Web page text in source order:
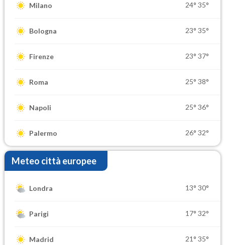
Milano 24° 35°
Bologna 23° 35°
Firenze 23° 37°
Roma 25° 38°
Napoli 25° 36°
Palermo 26° 32°
Meteo città europee
Londra 13° 30°
Parigi 17° 32°
Madrid 21° 35°